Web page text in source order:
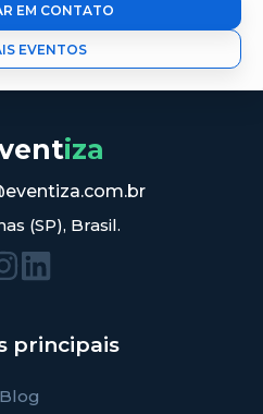
EM CONTATO
EVENTOS
iza
(SP), Brasil.
principais
Blog